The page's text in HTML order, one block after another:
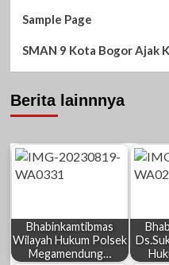
Sample Page
SMAN 9 Kota Bogor Ajak
Berita lainnnya
Bhabinkamtibmas
Wilayah Hukum Polsek
Megamendung…